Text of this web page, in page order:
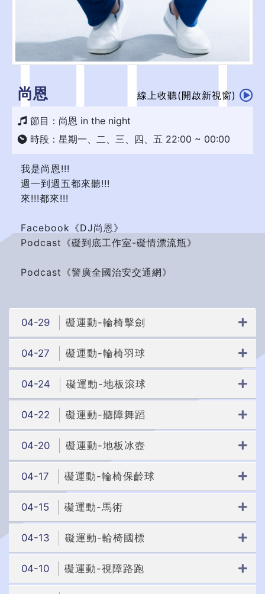
尚恩 線上收聽(開啟新視窗)
節目：尚恩 in the night
時段：星期一、二、三、四、五 22:00 ~ 00:00
我是尚恩!!!
週一到週五都來聽!!!
來!!!都來!!!
Facebook《DJ尚恩》
Podcast《礙到底工作室-礙情漂流瓶》
Podcast《警廣全國治安交通網》
04-29 礙運動-輪椅擊劍
04-27 礙運動-輪椅羽球
04-24 礙運動-地板滾球
04-22 礙運動-聽障舞蹈
04-20 礙運動-地板冰壺
04-17 礙運動-輪椅保齡球
04-15 礙運動-馬術
04-13 礙運動-輪椅國標
04-10 礙運動-視障路跑